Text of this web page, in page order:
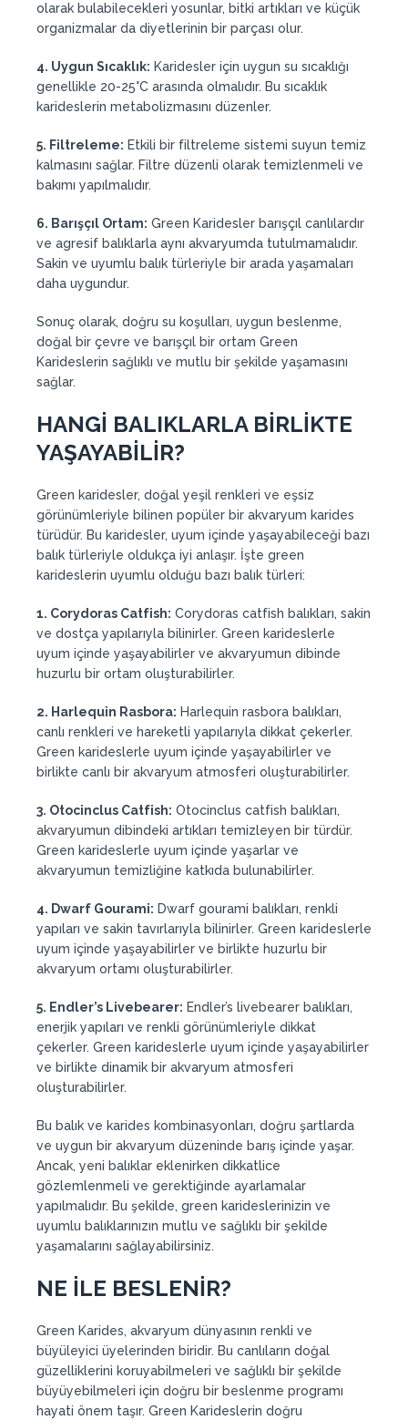
olarak bulabilecekleri yosunlar, bitki artıkları ve küçük
organizmalar da diyetlerinin bir parçası olur.
4. Uygun Sıcaklık: Karidesler için uygun su sıcaklığı
genellikle 20-25°C arasında olmalıdır. Bu sıcaklık
karideslerin metabolizmasını düzenler.
5. Filtreleme: Etkili bir filtreleme sistemi suyun temiz
kalmasını sağlar. Filtre düzenli olarak temizlenmeli ve
bakımı yapılmalıdır.
6. Barışçıl Ortam: Green Karidesler barışçıl canlılardır
ve agresif balıklarla aynı akvaryumda tutulmamalıdır.
Sakin ve uyumlu balık türleriyle bir arada yaşamaları
daha uygundur.
Sonuç olarak, doğru su koşulları, uygun beslenme,
doğal bir çevre ve barışçıl bir ortam Green
Karideslerin sağlıklı ve mutlu bir şekilde yaşamasını
sağlar.
HANGİ BALIKLARLA BİRLİKTE
YAŞAYABİLİR?
Green karidesler, doğal yeşil renkleri ve eşsiz
görünümleriyle bilinen popüler bir akvaryum karides
türüdür. Bu karidesler, uyum içinde yaşayabileceği bazı
balık türleriyle oldukça iyi anlaşır. İşte green
karideslerin uyumlu olduğu bazı balık türleri:
1. Corydoras Catfish: Corydoras catfish balıkları, sakin
ve dostça yapılarıyla bilinirler. Green karideslerle
uyum içinde yaşayabilirler ve akvaryumun dibinde
huzurlu bir ortam oluşturabilirler.
2. Harlequin Rasbora: Harlequin rasbora balıkları,
canlı renkleri ve hareketli yapılarıyla dikkat çekerler.
Green karideslerle uyum içinde yaşayabilirler ve
birlikte canlı bir akvaryum atmosferi oluşturabilirler.
3. Otocinclus Catfish: Otocinclus catfish balıkları,
akvaryumun dibindeki artıkları temizleyen bir türdür.
Green karideslerle uyum içinde yaşarlar ve
akvaryumun temizliğine katkıda bulunabilirler.
4. Dwarf Gourami: Dwarf gourami balıkları, renkli
yapıları ve sakin tavırlarıyla bilinirler. Green karideslerle
uyum içinde yaşayabilirler ve birlikte huzurlu bir
akvaryum ortamı oluşturabilirler.
5. Endler’s Livebearer: Endler’s livebearer balıkları,
enerjik yapıları ve renkli görünümleriyle dikkat
çekerler. Green karideslerle uyum içinde yaşayabilirler
ve birlikte dinamik bir akvaryum atmosferi
oluşturabilirler.
Bu balık ve karides kombinasyonları, doğru şartlarda
ve uygun bir akvaryum düzeninde barış içinde yaşar.
Ancak, yeni balıklar eklenirken dikkatlice
gözlemlenmeli ve gerektiğinde ayarlamalar
yapılmalıdır. Bu şekilde, green karideslerinizin ve
uyumlu balıklarınızın mutlu ve sağlıklı bir şekilde
yaşamalarını sağlayabilirsiniz.
NE İLE BESLENİR?
Green Karides, akvaryum dünyasının renkli ve
büyüleyici üyelerinden biridir. Bu canlıların doğal
güzelliklerini koruyabilmeleri ve sağlıklı bir şekilde
büyüyebilmeleri için doğru bir beslenme programı
hayati önem taşır. Green Karideslerin doğru